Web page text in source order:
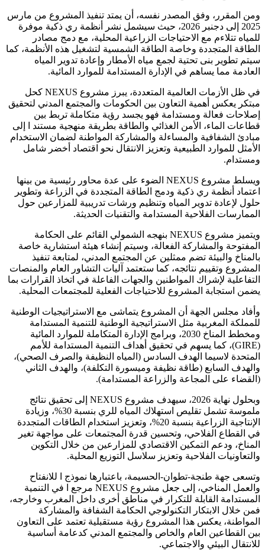
ومن المقرر، وفق المصدر نفسه، أن يمتد تنفيذ المشروع من مارس
2025 إلى دجنبر 2026، حيث سيشمل نشر أنظمة ري ذكية موفرة
للمياه تتلاءم مع الاحتياجات الزراعية المحلية، مع دمج مصادر
الطاقة المتجددة وخاصة الطاقة الشمسية لتشغيل هذه الأنظمة، كما
سيتم تطوير بنى تحتية لجمع مياه الأمطار وإعادة تدوير المياه
العادمة مما يساهم في الإدارة المستدامة للموارد المائية.
في ظل الأزمات العالمية المتعددة، يبرز مشروع NEXUS كحل
مبتكر يعكس أهمية التعاون بين الحكومات والمجتمع المدني لتحقيق
إصلاحات فعالة ومستدامة فهو يجسد رؤية متكاملة تربط بين
قطاعات الماء، الأمن الغذائي والطاقة بطريقة منهجية مستند ا إلى
مبادئ الشفافية والمساءلة والمشاركة المواطنة لضمان الاستخدام
الأمثل للموارد الطبيعية وتعزيز الانتقال نحو اقتصاد أخضر شامل
ومستدام.
ويسلط مشروع NEXUS الضوء على عدة محاور رئيسية من بينها
اعتماد أنظمة ري ذكية ودمج الطاقة المتجددة في الزراعة وتطوير
حلول لإعادة تدوير المياه وتنظيم ورشات تدريبية للمزارعين حول
الممارسات الفلاحية المستدامة والتقنيات الحديثة.
ويتميز مشروع NEXUS بنهجه الشمولي القائم على الحكامة
المفتوحة والمشاركة الفعالة، وسيتم إنشاء هيئة استشارية خاصة
بالمناخ والبيئة تضم ممثلين عن المجتمع المدني، لمتابعة تنفيذ
المشروع وتقييم نتائجه، كما ستعتمد آليات التشاور العام والمنصات
التفاعلية لإشراك المواطنين والجهات الفاعلة في اتخاذ القرارات بما
يضمن استجابة المشروع للاحتياجات الفعلية للمجتمعات المحلية.
وأفاد مجلس الجهة أن المشروع يتماشى مع الاستراتيجيات الوطنية
للمملكة المغربية مثل الاستراتيجية الوطنية للتنمية المستدامة
ومخطط المناخ 2030، وبرامج الإدارة المتكاملة للموارد المائية
(GIRE)، كما يسهم في تحقيق أهداف التنمية المستدامة للأمم
المتحدة لاسيما الهدف السادس (المياه النظيفة والصرف الصحي)،
والهدف السابع (طاقة نظيفة وميسورة التكلفة)، والهدف الثاني
(القضاء على المجاعة والزراعة المستدامة).
وبحلول نهاية 2026، سيهدف مشروع NEXUS إلى تحقيق نتائج
ملموسة تشمل تقليص استهلاك المياه للري بنسبة 30%، وزيادة
الإنتاجية الزراعية بنسبة 20%، وتعزيز استخدام الطاقات المتجددة
في القطاع الفلاحي، وتحسين قدرة المجتمعات على مواجهة تغير
المناخ، ودعم التمكين الاقتصادي للمزارعين من خلال التكوين
والتعاونيات الفلاحية وتعزيز سلاسل التوزيع المحلية.
وتسعى جهة طنجة-تطوان-الحسيمة، باعتبارها نموذج ا للانفتاح
والعمل المناخي، إلى جعل مشروع NEXUS مرجع ا في التنمية
المستدامة القابلة للتكرار في مناطق أخرى داخل المغرب وخارجه،
فمن خلال الابتكار التكنولوجي الحكامة الشفافة والمشاركة
المواطنة، يعكس هذا المشروع رؤية مستقبلية تعتمد على التعاون
بين القطاعين العام والخاص والمجتمع المدني كدعامة أساسية
للانتقال البيئي والاجتماعي.